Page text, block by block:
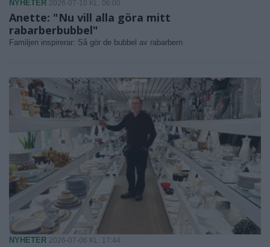
NYHETER 2026-07-10 KL. 06:00
Anette: "Nu vill alla göra mitt
rabarberbubbel"
Familjen inspirerar: Så gör de bubbel av rabarbern
NYHETER 2026-07-06 KL. 17:44